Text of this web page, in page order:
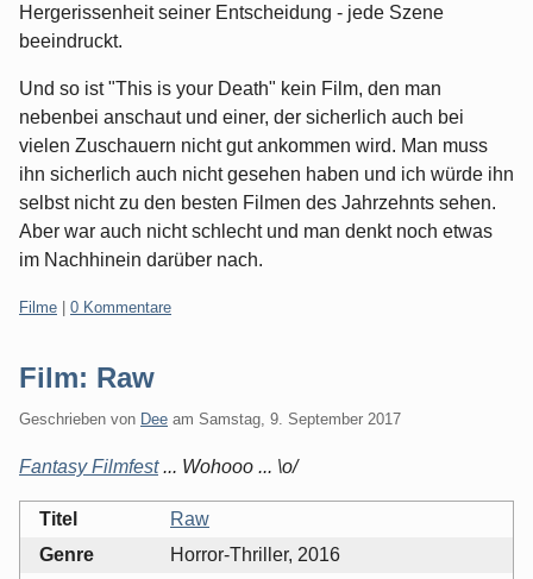
Hergerissenheit seiner Entscheidung - jede Szene
beeindruckt.
Und so ist "This is your Death" kein Film, den man
nebenbei anschaut und einer, der sicherlich auch bei
vielen Zuschauern nicht gut ankommen wird. Man muss
ihn sicherlich auch nicht gesehen haben und ich würde ihn
selbst nicht zu den besten Filmen des Jahrzehnts sehen.
Aber war auch nicht schlecht und man denkt noch etwas
im Nachhinein darüber nach.
Kategorien:
Filme 0 Kommentare
Film: Raw
Geschrieben von Dee am Samstag, 9. September 2017
Fantasy Filmfest... Wohooo ... \o/
Titel
Raw
Genre
Horror-Thriller, 2016